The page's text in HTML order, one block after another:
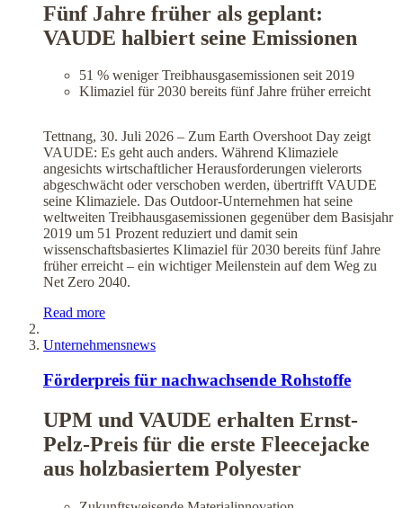
Fünf Jahre früher als geplant:
VAUDE halbiert seine Emissionen
51 % weniger Treibhausgasemissionen seit 2019
Klimaziel für 2030 bereits fünf Jahre früher erreicht
Tettnang, 30. Juli 2026 – Zum Earth Overshoot Day zeigt
VAUDE: Es geht auch anders. Während Klimaziele
angesichts wirtschaftlicher Herausforderungen vielerorts
abgeschwächt oder verschoben werden, übertrifft VAUDE
seine Klimaziele. Das Outdoor-Unternehmen hat seine
weltweiten Treibhausgasemissionen gegenüber dem Basisjahr
2019 um 51 Prozent reduziert und damit sein
wissenschaftsbasiertes Klimaziel für 2030 bereits fünf Jahre
früher erreicht – ein wichtiger Meilenstein auf dem Weg zu
Net Zero 2040.
Read more
Unternehmensnews
Förderpreis für nachwachsende Rohstoffe
UPM und VAUDE erhalten Ernst-
Pelz-Preis für die erste Fleecejacke
aus holzbasiertem Polyester